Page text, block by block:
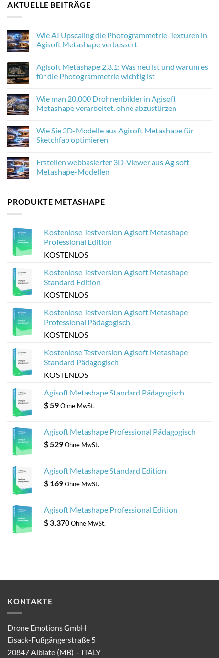
AKTUELLE BEITRÄGE
Wie AI Upscaling die Photogrammetrie-Texturen in
Agisoft Metashape verbessert
on
Wie
AI
Photogrammetrie-
Texturen
in
verbessert
Agisoft Metashape 2.3.1: Was neu ist und warum es
für die Photogrammetrie wichtig ist
on
Agisoft
Metashape
neu
ist
und
für
die
Photogrammetrie
Wie man 20.000 Drohnenbilder in Agisoft
Metashape verarbeitet, ohne abzustürzen
on
Wie
man
in
Agisoft
Metashape
Wie Sie 3D-Modelle aus Agisoft Metashape für
Sketchfab optimieren
on
Wie
Sie
Agisoft
Metashape
Erstellen webbasierter 3D-Viewer aus Agisoft
Metashape-Modellen
Erstellen
webbasierter
Agisoft
Metashape-
Modellen
PRODUKTE METASHAPE
Kostenlose Testversion Agisoft Metashape
Professional Edition
KOSTENLOS
Kostenlose Testversion Agisoft Metashape
Standard Edition
KOSTENLOS
Kostenlose Testversion Agisoft Metashape
Professional Pädagogisch
KOSTENLOS
Kostenlose Testversion Agisoft Metashape
Standard Pädagogisch
KOSTENLOS
Agisoft Metashape Standard Pädagogisch
$ 59Ohne MwSt.
Agisoft Metashape Professional Pädagogisch
$ 529Ohne MwSt.
Agisoft Metashape Standard Edition
$ 169Ohne MwSt.
Agisoft Metashape Professional Edition
$ 3,370Ohne MwSt.
KONTAKTE
Drone Emotions GmbH
Eisack-Fußgängerstraße 5
20847 Albiate (MB) – ITALY